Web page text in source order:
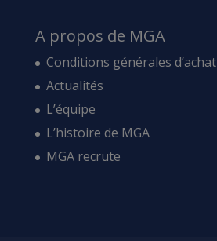
A propos de MGA
Conditions générales d’achat
Actualités
L’équipe
L’histoire de MGA
MGA recrute